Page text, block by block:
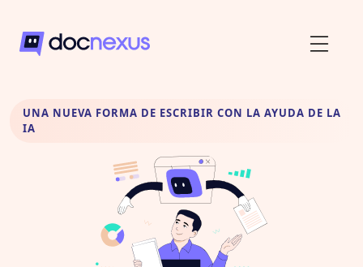
UNA NUEVA FORMA DE ESCRIBIR CON LA AYUDA DE LA
IA